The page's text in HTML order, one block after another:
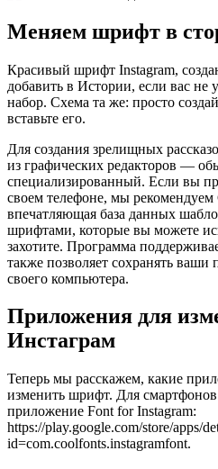
Меняем шрифт в
Красивый шрифт Instagram,
добавить в Истории, если вас не
набор. Схема та же: просто
вставьте его.
Для создания зрелищных
из графических редакторов —
специализированный. Если вы
своем телефоне, мы
впечатляющая база данных
шрифтами, которые вы можете
захотите. Программа
также позволяет сохранять ваши
своего компьютера.
Приложения для
Инстаграм
Теперь мы расскажем, какие
изменить шрифт. Для
приложение Font for Instagram:
https://play.google.com/store/apps/
id=com.coolfonts.instagramfont.